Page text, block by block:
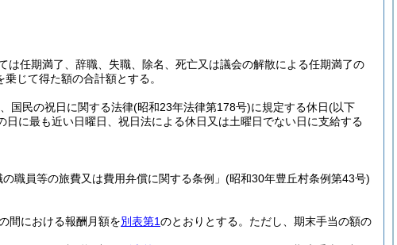
は任期満了、辞職、失職、除名、死亡又は議会の解散による任期満了の
じて得た額の合計額とする。
国民の祝日に関する法律(昭和23年法律第178号)に規定する休日(以下
に最も近い日曜日、祝日法による休日又は土曜日でない日に支給する
職員等の旅費又は費用弁償に関する条例」 (昭和30年豊丘村条例第43号)
間における報酬月額を別表第1のとおりとする。 ただし、期末手当の額の